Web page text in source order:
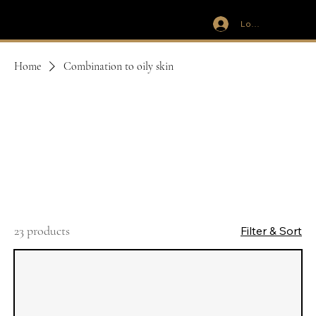
Log In
Home Combination to oily skin
23 products Filter & Sort